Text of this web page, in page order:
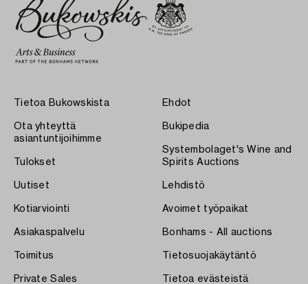
Tietoa Bukowskista
Ota yhteyttä
asiantuntijoihimme
Tulokset
Uutiset
Kotiarviointi
Asiakaspalvelu
Toimitus
Private Sales
Ehdot
Bukipedia
Systembolaget's Wine and
Spirits Auctions
Lehdistö
Avoimet työpaikat
Bonhams - All auctions
Tietosuojakäytäntö
Tietoa evästeistä